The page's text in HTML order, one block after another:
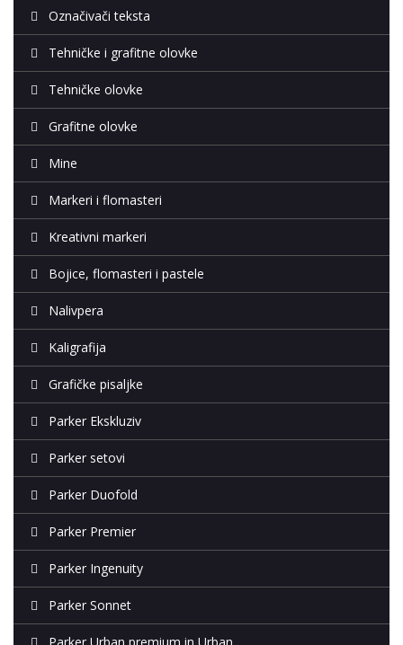
Označivači teksta
Tehničke i grafitne olovke
Tehničke olovke
Grafitne olovke
Mine
Markeri i flomasteri
Kreativni markeri
Bojice, flomasteri i pastele
Nalivpera
Kaligrafija
Grafičke pisaljke
Parker Ekskluziv
Parker setovi
Parker Duofold
Parker Premier
Parker Ingenuity
Parker Sonnet